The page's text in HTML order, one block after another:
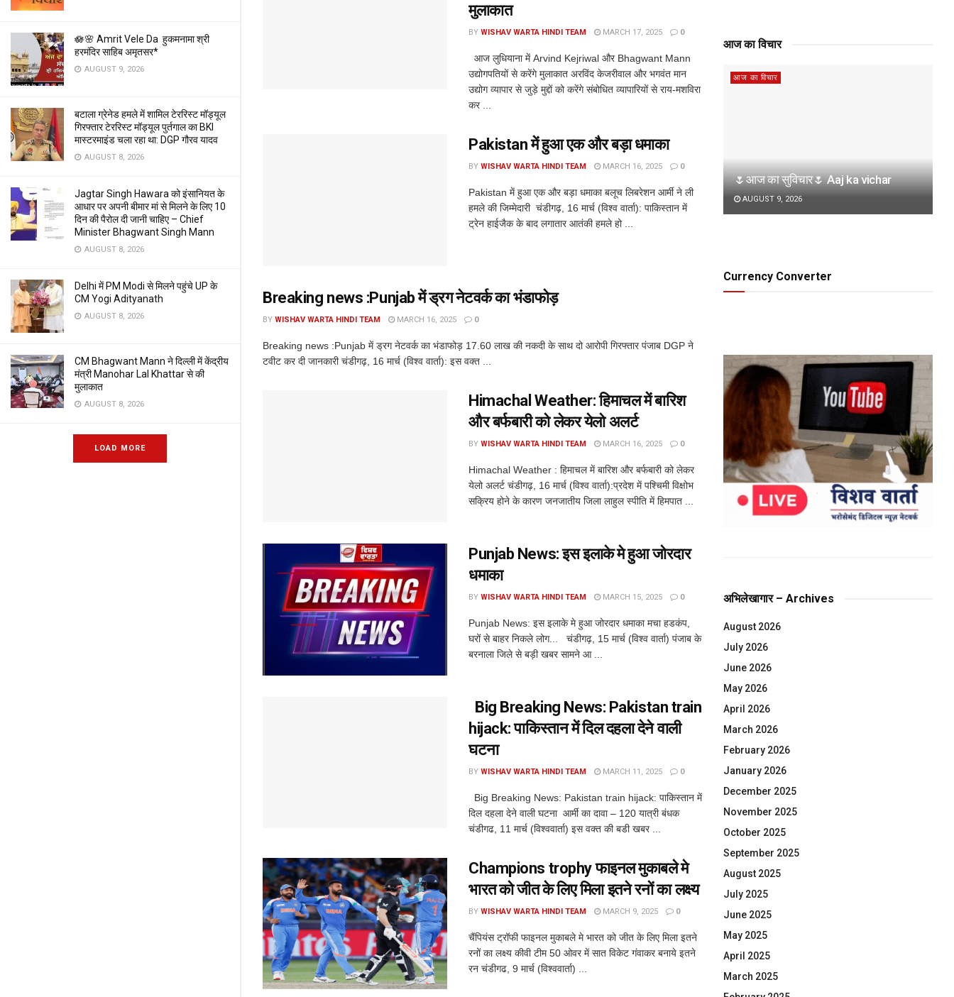
🪷🌸 Amrit Vele Da हुकमनामा श्री
हरमंदिर साहिब अमृतसर*
AUGUST 9, 2026
बटाला ग्रेनेड हमले में शामिल टेररिस्ट मॉड्यूल
गिरफ्तार टेररिस्ट मॉड्यूल पुर्तगाल का BKI
मास्टरमाइंड चला रहा था: DGP गौरव यादव
AUGUST 8, 2026
Jagtar Singh Hawara को इंसानियत के
आधार पर अपनी बीमार मां से मिलने के लिए 10
दिन की पैरोल दी जानी चाहिए – Chief
Minister Bhagwant Singh Mann
AUGUST 8, 2026
Delhi में PM Modi से मिलने पहुंचे UP के
CM Yogi Adityanath
AUGUST 8, 2026
CM Bhagwant Mann ने दिल्ली में केंद्रीय
मंत्री Manohar Lal Khattar से की
मुलाकात
AUGUST 8, 2026
LOAD MORE
मुलाकात
BY WISHAV WARTA HINDI TEAM MARCH 17, 2025 0
आज लुधियाना में Arvind Kejriwal और Bhagwant Mann
उद्योगपतियों से करेंगे मुलाकात अरविंद केजरीवाल और भगवंत मान
उद्योग व्यापार से जुड़े मुद्दों को करेंगे संबोधित व्यापारियों से राय-मशविरा
कर ...
Pakistan में हुआ एक और बड़ा धमाका
BY WISHAV WARTA HINDI TEAM MARCH 16, 2025 0
Pakistan में हुआ एक और बड़ा धमाका बलूच लिबरेशन आर्मी ने ली
हमले की जिम्मेदारी चंडीगढ़, 16 मार्च (विश्व वार्ता): पाकिस्तान में
ट्रेन हाईजैक के बाद लगातार आतंकी हमले हो ...
Breaking news :Punjab में ड्रग नेटवर्क का भंडाफोड़
BY WISHAV WARTA HINDI TEAM MARCH 16, 2025 0
Breaking news :Punjab में ड्रग नेटवर्क का भंडाफोड़ 17.60 लाख की नकदी के साथ दो आरोपी गिरफ्तार पंजाब DGP ने
टवीट कर दी जानकारी चंडीगढ़, 16 मार्च (विश्व वार्ता): इस वक्त ...
Himachal Weather: हिमाचल में बारिश
और बर्फबारी को लेकर येलो अलर्ट
BY WISHAV WARTA HINDI TEAM MARCH 16, 2025 0
Himachal Weather : हिमाचल में बारिश और बर्फबारी को लेकर
येलो अलर्ट चंडीगढ़, 16 मार्च (विश्व वार्ता):प्रदेश में पश्चिमी विक्षोभ
सक्रिय होने के कारण जनजातीय जिला लाहुल स्पीति में हिमपात ...
Punjab News: इस इलाके मे हुआ जोरदार
धमाका
BY WISHAV WARTA HINDI TEAM MARCH 15, 2025 0
Punjab News: इस इलाके मे हुआ जोरदार धमाका मचा हडकंप,
घरों से बाहर निकले लोग... चंडीगढ़, 15 मार्च (विश्व वार्ता) पंजाब के
बरनाला जिले से बड़ी खबर सामने आ ...
Big Breaking News: Pakistan train
hijack: पाकिस्तान में दिल दहला देने वाली
घटना
BY WISHAV WARTA HINDI TEAM MARCH 11, 2025 0
Big Breaking News: Pakistan train hijack: पाकिस्तान में
दिल दहला देने वाली घटना आर्मी का दावा – 120 यात्री बंधक
चंडीगढ, 11 मार्च (विश्ववार्ता) इस वक्त की बडी खबर ...
Champions trophy फाइनल मुकाबले मे
भारत को जीत के लिए मिला इतने रनों का लक्ष्य
BY WISHAV WARTA HINDI TEAM MARCH 9, 2025 0
चैंपियंस ट्रॉफी फाइनल मुकाबले मे भारत को जीत के लिए मिला इतने
रनों का लक्ष्य कीवी टीम 50 ओवर में सात विकेट गंवाकर बनाये इतने
रन चंडीगढ, 9 मार्च (विश्ववार्ता) ...
आज का विचार
आज का विचार
🌷आज का सुविचार🌷 Aaj ka vichar
AUGUST 9, 2026
Currency Converter
अभिलेखागार – Archives
August 2026
July 2026
June 2026
May 2026
April 2026
March 2026
February 2026
January 2026
December 2025
November 2025
October 2025
September 2025
August 2025
July 2025
June 2025
May 2025
April 2025
March 2025